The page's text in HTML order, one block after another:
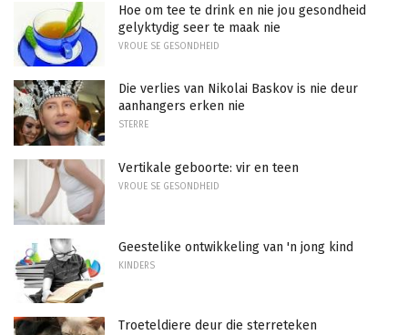
Hoe om tee te drink en nie jou gesondheid
gelyktydig seer te maak nie
VROUE SE GESONDHEID
Die verlies van Nikolai Baskov is nie deur
aanhangers erken nie
STERRE
Vertikale geboorte: vir en teen
VROUE SE GESONDHEID
Geestelike ontwikkeling van 'n jong kind
KINDERS
Troeteldiere deur die sterreteken